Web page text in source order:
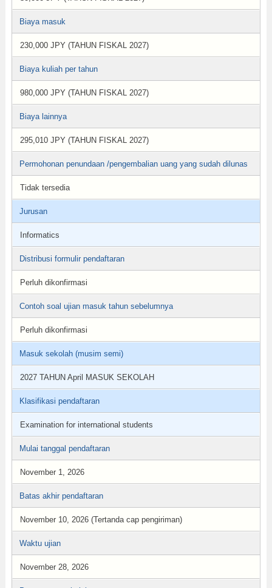
Biaya masuk
230,000 JPY (TAHUN FISKAL 2027)
Biaya kuliah per tahun
980,000 JPY (TAHUN FISKAL 2027)
Biaya lainnya
295,010 JPY (TAHUN FISKAL 2027)
Permohonan penundaan /pengembalian uang yang sudah dilunas
Tidak tersedia
Jurusan
Informatics
Distribusi formulir pendaftaran
Perluh dikonfirmasi
Contoh soal ujian masuk tahun sebelumnya
Perluh dikonfirmasi
Masuk sekolah (musim semi)
2027 TAHUN April MASUK SEKOLAH
Klasifikasi pendaftaran
Examination for international students
Mulai tanggal pendaftaran
November 1, 2026
Batas akhir pendaftaran
November 10, 2026 (Tertanda cap pengiriman)
Waktu ujian
November 28, 2026